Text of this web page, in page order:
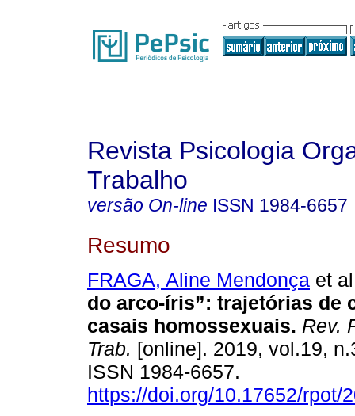
Revista Psicologia
Trabalho
versão On-line ISSN 1984-6657
Resumo
FRAGA, Aline Mendonça et
do arco-íris”: trajetórias de
casais homossexuais. Rev.
Trab. [online]. 2019, vol.19,
ISSN 1984-6657.
https://doi.org/10.17652/rpot/